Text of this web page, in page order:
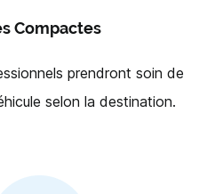
Compactes
prendront soin de
selon la destination.